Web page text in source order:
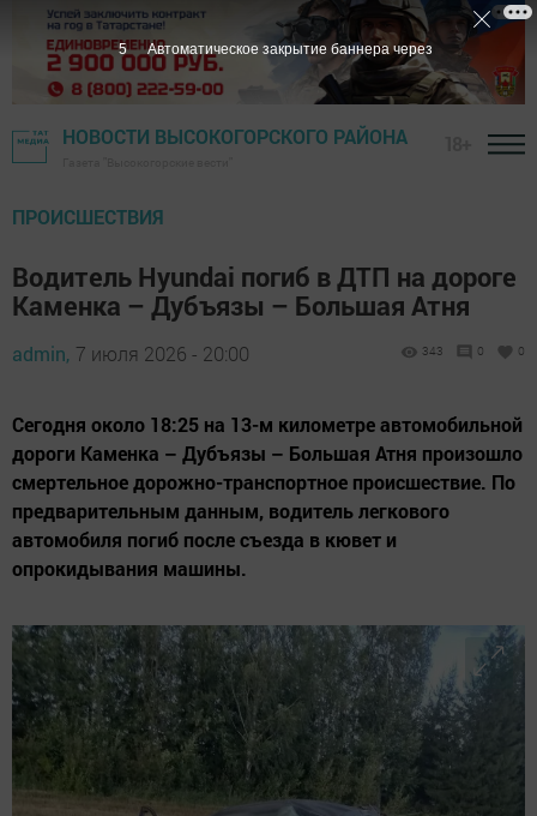
НОВОСТИ ВЫСОКОГОРСКОГО РАЙОНА
ПРОИСШЕСТВИЯ
Водитель Hyundai погиб в ДТП на дороге
Каменка – Дубъязы – Большая Атня
admin, 7 июля 2026 - 20:00 343 0 0
Сегодня около 18:25 на 13-м километре автомобильной
дороги Каменка – Дубъязы – Большая Атня произошло
смертельное дорожно-транспортное происшествие. По
предварительным данным, водитель легкового
автомобиля погиб после съезда в кювет и
опрокидывания машины.
4 Автоматическое закрытие баннера через